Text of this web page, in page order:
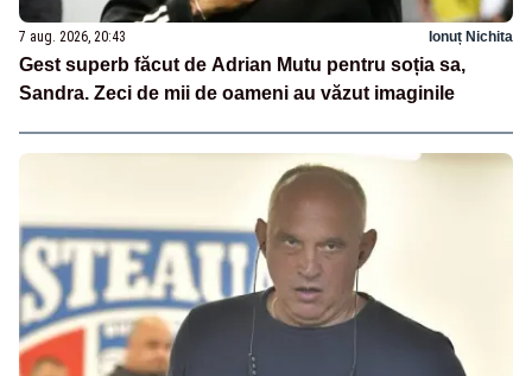
7 aug. 2026, 20:43 Ionuț Nichita
Gest superb făcut de Adrian Mutu pentru soția sa,
Sandra. Zeci de mii de oameni au văzut imaginile